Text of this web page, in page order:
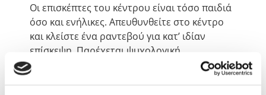
​Οι επισκέπτες του κέντρου είναι τόσο παιδιά
όσο και ενήλικες. Απευθυνθείτε στο κέντρο
και κλείστε ένα ραντεβού για κατ’ ιδίαν
επίσκεψη. Παρέχεται ψυχολογική
υποστήριξη, συμβουλευτική γονέων,
αντιμετώπιση διαταραχών γραπτού λόγου